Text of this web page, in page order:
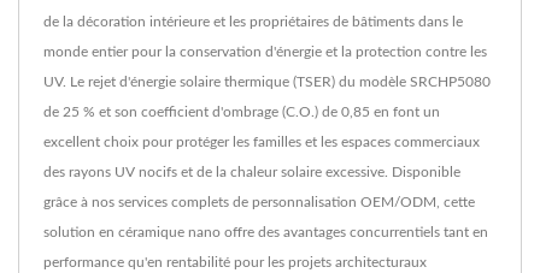
de la décoration intérieure et les propriétaires de bâtiments dans le
monde entier pour la conservation d'énergie et la protection contre les
UV. Le rejet d'énergie solaire thermique (TSER) du modèle SRCHP5080
de 25 % et son coefficient d'ombrage (C.O.) de 0,85 en font un
excellent choix pour protéger les familles et les espaces commerciaux
des rayons UV nocifs et de la chaleur solaire excessive. Disponible
grâce à nos services complets de personnalisation OEM/ODM, cette
solution en céramique nano offre des avantages concurrentiels tant en
performance qu'en rentabilité pour les projets architecturaux